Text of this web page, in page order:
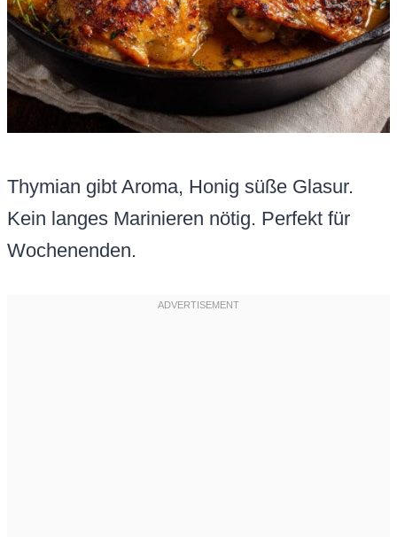
Thymian gibt Aroma, Honig süße Glasur.
Kein langes Marinieren nötig. Perfekt für
Wochenenden.